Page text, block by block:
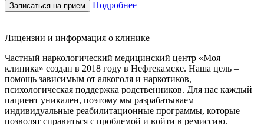
Записаться на прием Подробнее
Лицензии и информация о клинике
Частный наркологический медицинский центр «Моя
клиника» создан в 2018 году в Нефтекамске. Наша цель –
помощь зависимым от алкоголя и наркотиков,
психологическая поддержка родственников. Для нас каждый
пациент уникален, поэтому мы разрабатываем
индивидуальные реабилитационные программы, которые
позволят справиться с проблемой и войти в ремиссию.